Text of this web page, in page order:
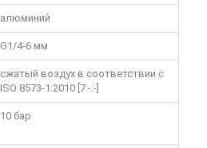
алюминий
G1/4-6 мм
сжатый воздух в соответствии с
ISO 8573-1:2010 [7:-:-]
10 бар